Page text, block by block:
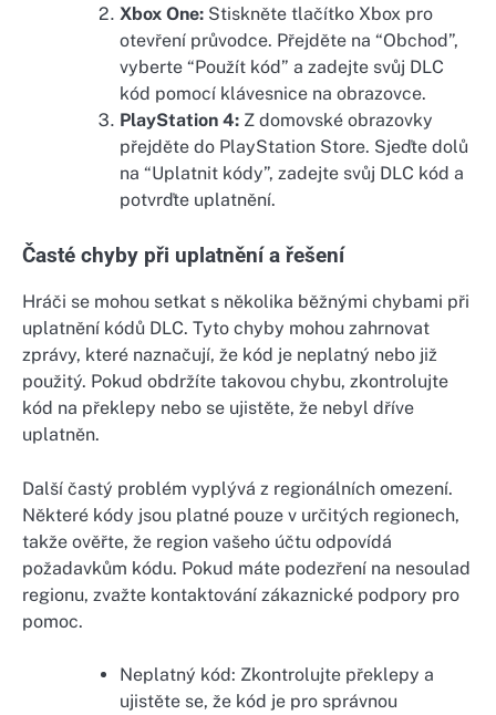
Xbox One: Stiskněte tlačítko Xbox pro
otevření průvodce. Přejděte na “Obchod”,
vyberte “Použít kód” a zadejte svůj DLC
kód pomocí klávesnice na obrazovce.
PlayStation 4: Z domovské obrazovky
přejděte do PlayStation Store. Sjeďte dolů
na “Uplatnit kódy”, zadejte svůj DLC kód a
potvrďte uplatnění.
Časté chyby při uplatnění a řešení
Hráči se mohou setkat s několika běžnými chybami při
uplatnění kódů DLC. Tyto chyby mohou zahrnovat
zprávy, které naznačují, že kód je neplatný nebo již
použitý. Pokud obdržíte takovou chybu, zkontrolujte
kód na překlepy nebo se ujistěte, že nebyl dříve
uplatněn.
Další častý problém vyplývá z regionálních omezení.
Některé kódy jsou platné pouze v určitých regionech,
takže ověřte, že region vašeho účtu odpovídá
požadavkům kódu. Pokud máte podezření na nesoulad
regionu, zvažte kontaktování zákaznické podpory pro
pomoc.
Neplatný kód: Zkontrolujte překlepy a
ujistěte se, že kód je pro správnou